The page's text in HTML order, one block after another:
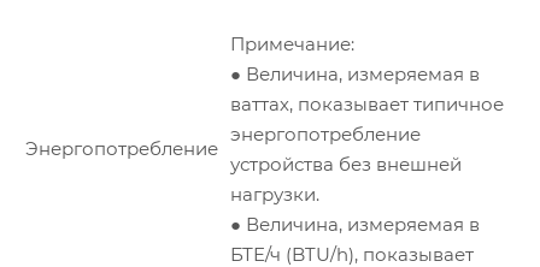
Энергопотребление
Примечание:
● Величина, измеряемая в
ваттах, показывает типичное
энергопотребление
устройства без внешней
нагрузки.
● Величина, измеряемая в
БТЕ/ч (BTU/h), показывает